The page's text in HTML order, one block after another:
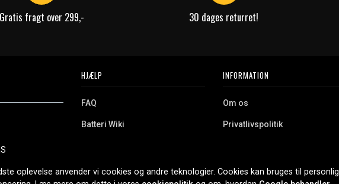
Gratis fragt over 299,- 30 dages returret!
Vi tilbyder et
og meget
HJÆLP
FAQ
Batteri Wiki
Erhvervskunde
INFORMATION
Om os
Privatlivspolitik
Cookies
oplevelse anvender vi cookies og andre teknologier. Cookies kan bruges til personlig